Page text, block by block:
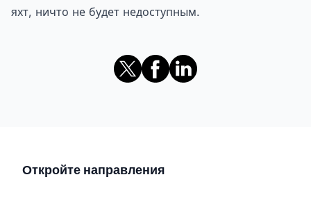
яхт, ничто не будет недоступным.
Откройте направления